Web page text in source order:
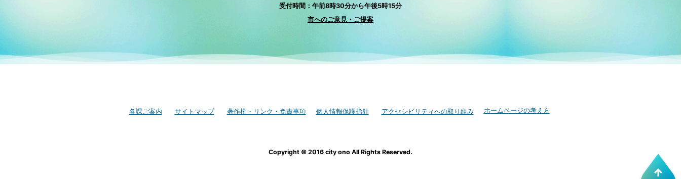
受付時間：午前8時30分から午後5時15分
市へのご意見・ご提案
各課ご案内 サイトマップ 著作権・リンク・免責事項 個人情報保護指針 アクセシビリティへの取り組み ホームページの考え方
Copyright © 2016 city ono All Rights Reserved.